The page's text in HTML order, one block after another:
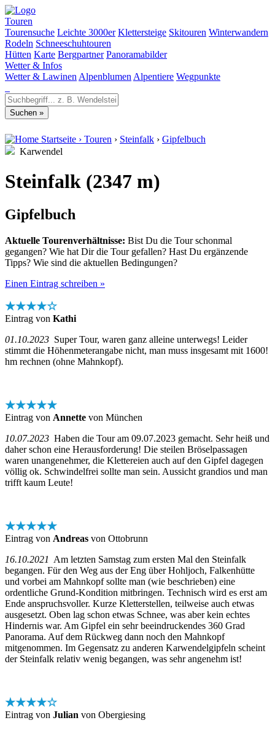
Touren
Tourensuche Leichte 3000er Klettersteige Skitouren Winterwandern
Rodeln Schneeschuhtouren
Hütten Karte Bergpartner Panoramabilder
Wetter & Infos
Wetter & Lawinen Alpenblumen Alpentiere Wegpunkte
Startseite › Touren › Steinfalk › Gipfelbuch
Karwendel
Steinfalk (2347 m)
Gipfelbuch
Aktuelle Tourenverhältnisse: Bist Du die Tour schonmal
gegangen? Wie hat Dir die Tour gefallen? Hast Du ergänzende
Tipps? Wie sind die aktuellen Bedingungen?
Einen Eintrag schreiben »
★★★★☆
Eintrag von Kathi
01.10.2023 Super Tour, waren ganz alleine unterwegs! Leider
stimmt die Höhenmeterangabe nicht, man muss insgesamt mit 1600!
hm rechnen (ohne Mahnkopf).
★★★★★
Eintrag von Annette von München
10.07.2023 Haben die Tour am 09.07.2023 gemacht. Sehr heiß und
daher schon eine Herausforderung! Die steilen Bröselpassagen
waren unangenehmer, die Klettereien auch auf den Gipfel dagegen
völlig ok. Schwindelfrei sollte man sein. Aussicht grandios und man
trifft kaum Leute!
★★★★★
Eintrag von Andreas von Ottobrunn
16.10.2021 Am letzten Samstag zum ersten Mal den Steinfalk
begangen. Für den Weg aus der Eng über Hohljoch, Falkenhütte
und vorbei am Mahnkopf sollte man (wie beschrieben) eine
ordentliche Grund-Kondition mitbringen. Technisch wird es erst am
Ende anspruchsvoller. Kurze Kletterstellen, teilweise auch etwas
ausgesetzt. Oben lag schon etwas Schnee, was aber kein echtes
Hindernis war. Am Gipfel ein sehr beeindruckendes 360 Grad
Panorama. Auf dem Rückweg dann noch den Mahnkopf
mitgenommen. Im Gegensatz zu anderen Karwendelgipfeln scheint
der Steinfalk relativ wenig begangen, was sehr angenehm ist!
★★★★☆
Eintrag von Julian von Obergiesing